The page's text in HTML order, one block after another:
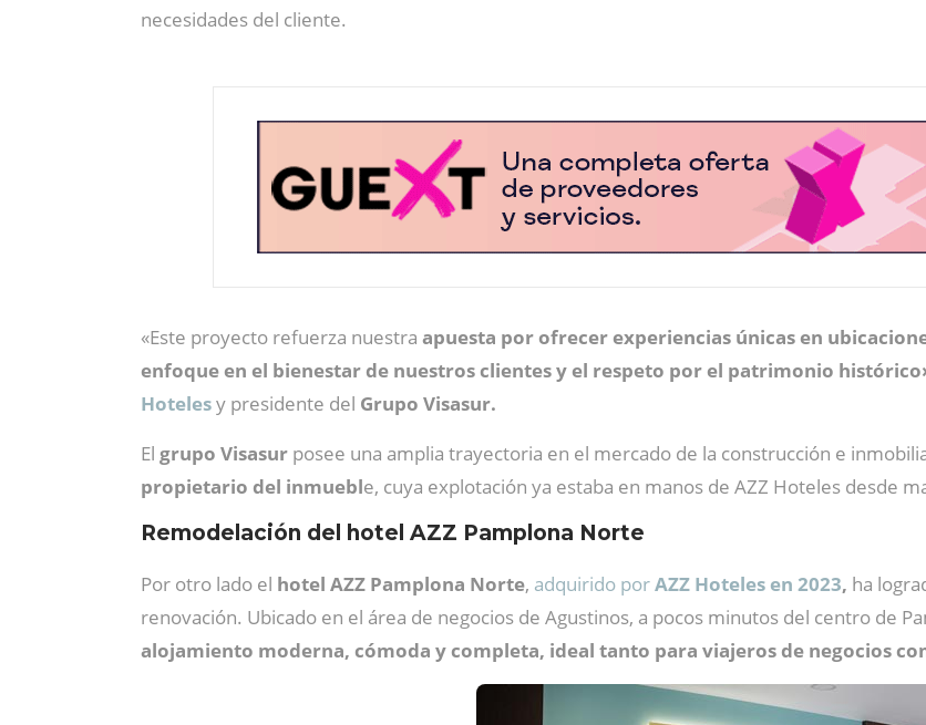
necesidades del cliente.
«Este proyecto refuerza nuestra apuesta por ofrecer experiencias únicas en
enfoque en el bienestar de nuestros clientes y el respeto por el patrimonio
Hotelesy presidente del Grupo Visasur.
El grupo Visasur posee una amplia trayectoria en el mercado de la construcción e
propietario del inmueble, cuya explotación ya estaba en manos de AZZ Hoteles desde
Remodelación del hotel AZZ Pamplona Norte
Por otro lado el hotel AZZ Pamplona Norte, adquirido porAZZ Hoteles en 2023, ha
renovación. Ubicado en el área de negocios de Agustinos, a pocos minutos del centro de
alojamiento moderna, cómoda y completa, ideal tanto para viajeros de negocios